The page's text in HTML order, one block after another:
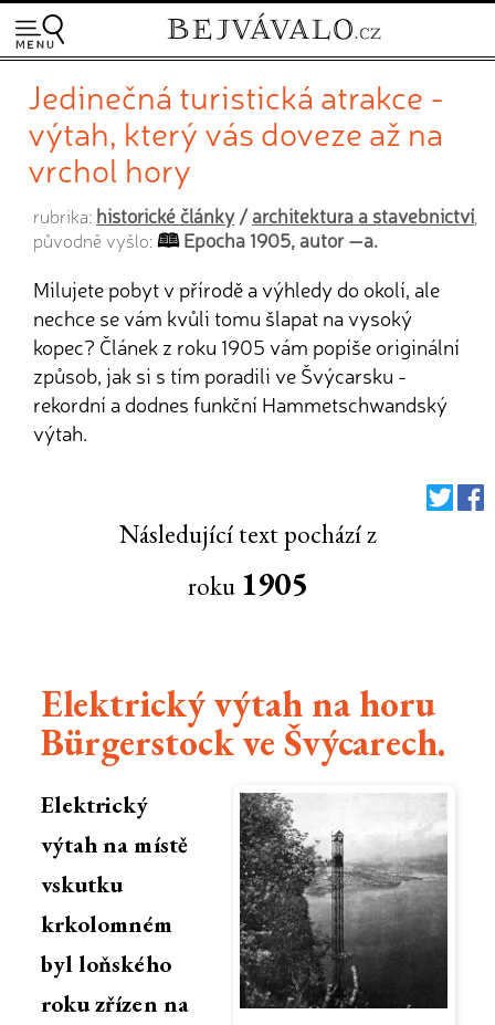
Jedinečná turistická atrakce -
výtah, který vás doveze až na
vrchol hory
rubrika: historické články/architektura a stavebnictví,
původně vyšlo:
Epocha 1905, autor —a.
Milujete pobyt v přírodě a výhledy do okolí, ale
nechce se vám kvůli tomu šlapat na vysoký
kopec? Článek z roku 1905 vám popíše originální
způsob, jak si s tím poradili ve Švýcarsku -
rekordní a dodnes funkční Hammetschwandský
výtah.
Následující text pochází z
roku 1905
Elektrický výtah na horu
Bürgerstock ve Švýcarech.
Elektrický
výtah na místě
vskutku
krkolomném
byl loňského
roku zřízen na